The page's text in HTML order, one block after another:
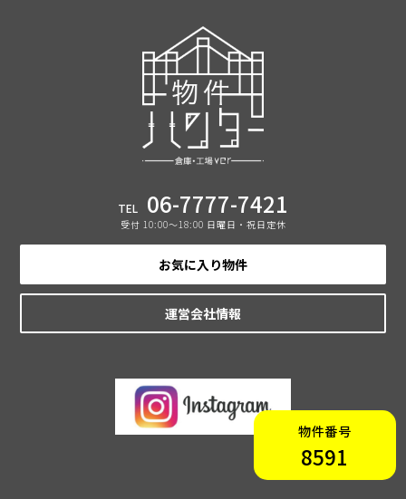
物件番号
8591
TEL 06-7777-7421
受付 10:00〜18:00 日曜日・祝日定休
お気に入り物件
運営会社情報